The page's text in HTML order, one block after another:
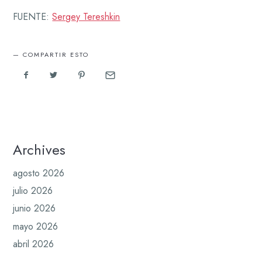
FUENTE:Sergey Tereshkin
COMPARTIR ESTO
Archives
agosto 2026
julio 2026
junio 2026
mayo 2026
abril 2026